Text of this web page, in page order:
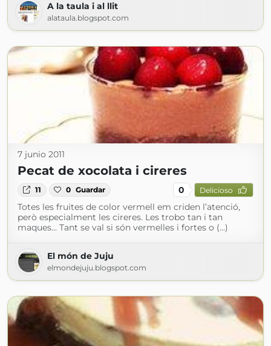
A la taula i al llit
alataula.blogspot.com
7 junio 2011
Pecat de xocolata i cireres
11 0 Guardar 0 Delicioso
Totes les fruites de color vermell em criden l’atenció,
però especialment les cireres. Les trobo tan i tan
maques... Tant se val si són vermelles i fortes o (...)
El món de Juju
elmondejuju.blogspot.com